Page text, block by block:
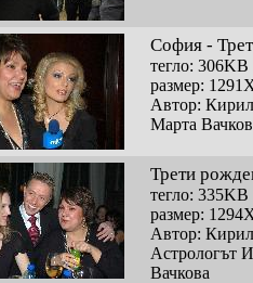
София -
тегло: 306KB
размер:
Автор:
Марта
Трети
тегло: 335KB
размер:
Автор:
Астрологът
Вачкова